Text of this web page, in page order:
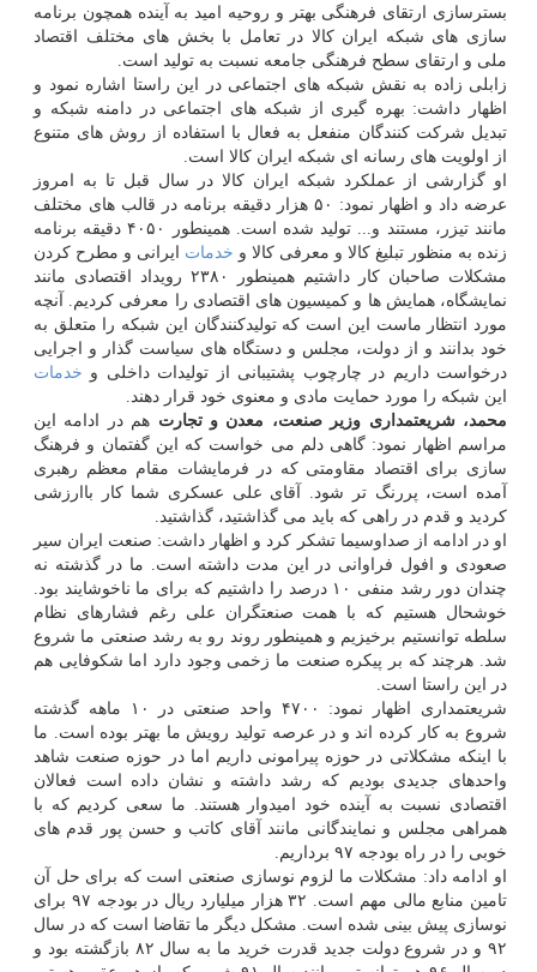
بسترسازی ارتقای فرهنگی بهتر و روحیه امید به آینده همچون برنامه
سازی های شبكه ایران كالا در تعامل با بخش های مختلف اقتصاد
ملی و ارتقای سطح فرهنگی جامعه نسبت به تولید است.
زابلی زاده به نقش شبكه های اجتماعی در این راستا اشاره نمود و
اظهار داشت: بهره گیری از شبكه های اجتماعی در دامنه شبكه و
تبدیل شركت كنندگان منفعل به فعال با استفاده از روش های متنوع
از اولویت های رسانه ای شبكه ایران كالا است.
او گزارشی از عملكرد شبكه ایران كالا در سال قبل تا به امروز
عرضه داد و اظهار نمود: ۵۰ هزار دقیقه برنامه در قالب های مختلف
مانند تیزر، مستند و... تولید شده است. همینطور ۴۰۵۰ دقیقه برنامه
زنده به منظور تبلیغ كالا و معرفی كالا و خدمات ایرانی و مطرح كردن
مشكلات صاحبان كار داشتیم همینطور ۲۳۸۰ رویداد اقتصادی مانند
نمایشگاه، همایش ها و كمیسیون های اقتصادی را معرفی كردیم. آنچه
مورد انتظار ماست این است كه تولیدكنندگان این شبكه را متعلق به
خود بدانند و از دولت، مجلس و دستگاه های سیاست گذار و اجرایی
درخواست داریم در چارچوب پشتیبانی از تولیدات داخلی و خدمات
این شبكه را مورد حمایت مادی و معنوی خود قرار دهند.
محمد، شریعتمداری وزیر صنعت، معدن و تجارت هم در ادامه این
مراسم اظهار نمود: گاهی دلم می خواست كه این گفتمان و فرهنگ
سازی برای اقتصاد مقاومتی كه در فرمایشات مقام معظم رهبری
آمده است، پررنگ تر شود. آقای علی عسكری شما كار باارزشی
كردید و قدم در راهی كه باید می گذاشتید، گذاشتید.
او در ادامه از صداوسیما تشكر كرد و اظهار داشت: صنعت ایران سیر
صعودی و افول فراوانی در این مدت داشته است. ما در گذشته نه
چندان دور رشد منفی ۱۰ درصد را داشتیم كه برای ما ناخوشایند بود.
خوشحال هستیم كه با همت صنعتگران علی رغم فشارهای نظام
سلطه توانستیم برخیزیم و همینطور روند رو به رشد صنعتی ما شروع
شد. هرچند كه بر پیكره صنعت ما زخمی وجود دارد اما شكوفایی هم
در این راستا است.
شریعتمداری اظهار نمود: ۴۷۰۰ واحد صنعتی در ۱۰ ماهه گذشته
شروع به كار كرده اند و در عرصه تولید رویش ما بهتر بوده است. ما
با اینكه مشكلاتی در حوزه پیرامونی داریم اما در حوزه صنعت شاهد
واحدهای جدیدی بودیم كه رشد داشته و نشان داده است فعالان
اقتصادی نسبت به آینده خود امیدوار هستند. ما سعی كردیم كه با
همراهی مجلس و نمایندگانی مانند آقای كاتب و حسن پور قدم های
خوبی را در راه بودجه ۹۷ برداریم.
او ادامه داد: مشكلات ما لزوم نوسازی صنعتی است كه برای حل آن
تامین منابع مالی مهم است. ۳۲ هزار میلیارد ریال در بودجه ۹۷ برای
نوسازی پیش بینی شده است. مشكل دیگر ما تقاضا است كه در سال
۹۲ و در شروع دولت جدید قدرت خرید ما به سال ۸۲ بازگشته بود و